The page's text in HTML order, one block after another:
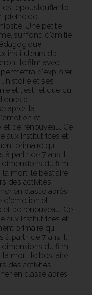
époustouflante.
pleine de
Une petite
sur fond d'amitié
instituteurs de
le film avec
permettra d'explorer
et ses
et l'esthétique du
et
après la
et
de renouveau. Ce
aux institutrices et
primaire qui
à partir de 7 ans. Il
du film
mort, le bestiaire
des activités
en classe après
d'émotion et
de renouveau. Ce
aux institutrices et
primaire qui
à partir de 7 ans. Il
du film
mort, le bestiaire
des activités
en classe après